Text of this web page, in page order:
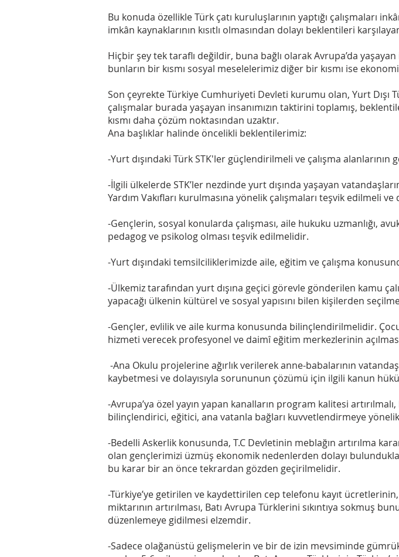
Bu konuda özellikle Türk çatı kuruluşlarının yaptığı çalışmaları
imkân kaynaklarının kısıtlı olmasından dolayı beklentileri
Hiçbir şey tek taraflı değildir, buna bağlı olarak Avrupa’da
bunların bir kısmı sosyal meselelerimiz diğer bir kısmı ise
Son çeyrekte Türkiye Cumhuriyeti Devleti kurumu olan, Yurt Dışı
çalışmalar burada yaşayan insanımızın taktirini toplamış,
kısmı daha çözüm noktasından uzaktır.
Ana başlıklar halinde öncelikli beklentilerimiz:
-Yurt dışındaki Türk STK'ler güçlendirilmeli ve çalışma
-İlgili ülkelerde STK’ler nezdinde yurt dışında yaşayan
Yardım Vakıfları kurulmasına yönelik çalışmaları teşvik edilmeli
-Gençlerin, sosyal konularda çalışması, aile hukuku uzmanlığı,
pedagog ve psikolog olması teşvik edilmelidir.
-Yurt dışındaki temsilciliklerimizde aile, eğitim ve çalışma
-Ülkemiz tarafından yurt dışına geçici görevle gönderilen kamu
yapacağı ülkenin kültürel ve sosyal yapısını bilen kişilerden
-Gençler, evlilik ve aile kurma konusunda bilinçlendirilmelidir.
hizmeti verecek profesyonel ve daimî eğitim merkezlerinin
-Ana Okulu projelerine ağırlık verilerek anne-babalarının
kaybetmesi ve dolayısıyla sorununun çözümü için ilgili kanun
-Avrupa’ya özel yayın yapan kanalların program kalitesi
bilinçlendirici, eğitici, ana vatanla bağları kuvvetlendirmeye
-Bedelli Askerlik konusunda, T.C Devletinin meblağın artırılma
olan gençlerimizi üzmüş ekonomik nedenlerden dolayı
bu karar bir an önce tekrardan gözden geçirilmelidir.
-Türkiye’ye getirilen ve kaydettirilen cep telefonu kayıt
miktarının artırılması, Batı Avrupa Türklerini sıkıntıya sokmuş
düzenlemeye gidilmesi elzemdir.
-Sadece olağanüstü gelişmelerin ve bir de izin mevsiminde